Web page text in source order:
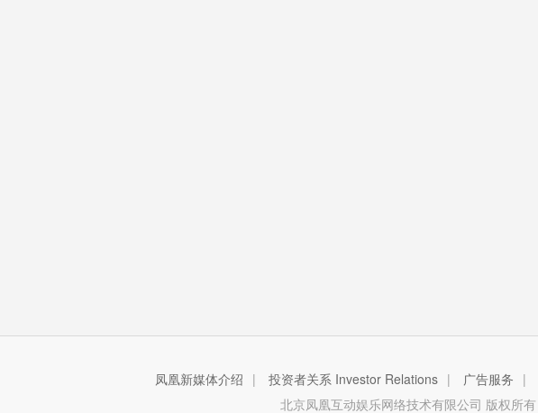
凤凰新媒体介绍 | 投资者关系 Investor Relations | 广告服务 |
北京凤凰互动娱乐网络技术有限公司 版权所有